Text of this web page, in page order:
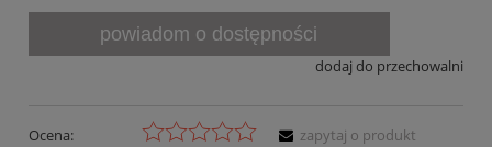
powiadom o dostępności
dodaj do przechowalni
Ocena:
zapytaj o produkt